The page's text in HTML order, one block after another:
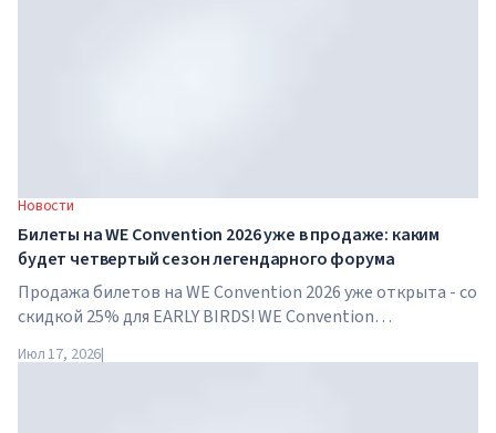
Новости
Билеты на WE Convention 2026 уже в продаже: каким
будет четвертый сезон легендарного форума
Продажа билетов на WE Convention 2026 уже открыта - со
скидкой 25% для EARLY BIRDS! WE Convention
2026 года форум пройдет в SO/ Uptown Dubai и соберет
Июл 17, 2026|